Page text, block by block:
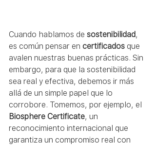
Cuando hablamos de sostenibilidad,
es común pensar en certificados que
avalen nuestras buenas prácticas. Sin
embargo, para que la sostenibilidad
sea real y efectiva, debemos ir más
allá de un simple papel que lo
corrobore. Tomemos, por ejemplo, el
Biosphere Certificate, un
reconocimiento internacional que
garantiza un compromiso real con